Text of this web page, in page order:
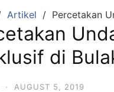
Artikel Percetakan
di
· AUGUST 5, 2019